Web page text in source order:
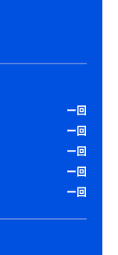
ー回
ー回
ー回
ー回
ー回